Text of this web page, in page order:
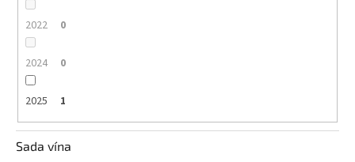
2022 0
2024 0
2025 1
Sada vína